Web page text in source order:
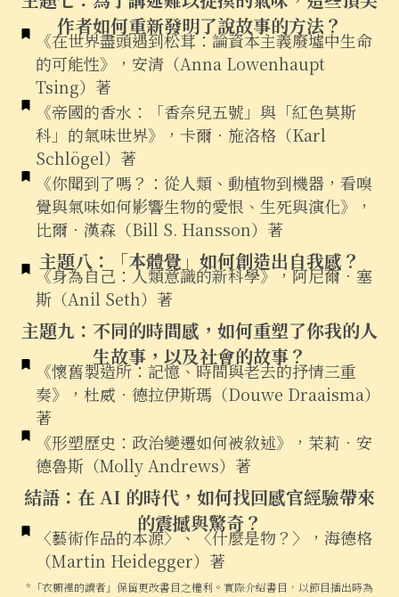
作者如何重新發明了說故事的方法？
《在世界盡頭遇到松茸：論資本主義廢墟中生命
的可能性》，安清（Anna Lowenhaupt
Tsing）著
《帝國的香水：「香奈兒五號」與「紅色莫斯
科」的氣味世界》，卡爾．施洛格（Karl
Schlögel）著
《你聞到了嗎？：從人類、動植物到機器，看嗅
覺與氣味如何影響生物的愛恨、生死與演化》，
比爾．漢森（Bill S. Hansson）著
主題八：「本體覺」如何創造出自我感？
《身為自己：人類意識的新科學》，阿尼爾．塞
斯（Anil Seth）著
主題九： 不同的時間感，如何重塑了你我的人
生故事 ，以及社會的故事？
《懷舊製造所：記憶、時間與老去的抒情三重
奏》，杜威．德拉伊斯瑪（Douwe Draaisma）
著
《形塑歷史：政治變遷如何被敘述》，茉莉．安
德魯斯（Molly Andrews）著
結語：在 AI 的時代，如何找回感官經驗帶來
的震撼與驚奇？
〈藝術作品的本源〉、〈什麼是物？〉，海德格
（Martin Heidegger）著
*「衣櫥裡的讀者」保留更改書目之權利。實際介紹書目，以節目播出時為